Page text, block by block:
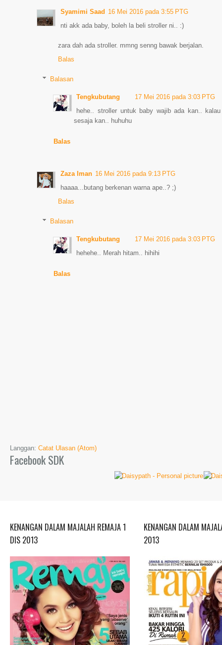
Syamimi Saad 16 Mei 2016 pada 3:55 PTG
nti akk ada baby, boleh la beli stroller ni.. :)
zara dah ada stroller. mmng senng bawak berjalan.
Balas
Balasan
Tengkubutang
17 Mei 2016 pada 3:03 PTG
hehe.. stroller untuk baby wajib ada kan..
sesaja kan.. huhuhu
Balas
Zaza Iman 16 Mei 2016 pada 9:13 PTG
haaaa...butang berkenan warna ape..? ;)
Balas
Balasan
Tengkubutang
17 Mei 2016 pada 3:03 PTG
hehehe.. Merah hitam.. hihihi
Balas
Langgan: Catat Ulasan (Atom)
Facebook SDK
KENANGAN DALAM MAJALAH REMAJA 1
DIS 2013
KENANGAN DALAM
2013